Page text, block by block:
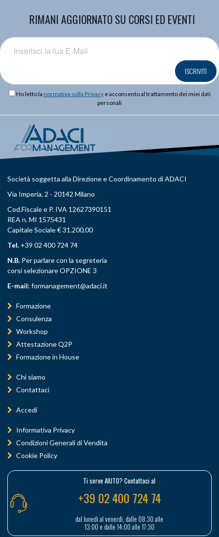
RIMANI AGGIORNATO SU CORSI ED EVENTI
ISCRIVITI
Ho letto la normativa sulla Privacye acconsento al trattamento dei miei dati
personali
Società soggetta alla Direzione e Coordinamento di ADACI
Via Imperia, 2 - 20142 Milano
Cod.Fiscale e P. IVA 12627390151
REA n. MI 1575431
Capitale Sociale € 31.200,00
Tel. +39 02 400 724 74
N.B. Per parlare con la segreteria
corsi selezionare OPZIONE 3
E-mail: formanagement@adaci.it
Formazione
Consulenza
Workshop
Attestazione Q2P
Formazione in House
Chi siamo
Contattaci
Accedi
Informativa Privacy
Condizioni Generali di Vendita
Cookie Policy
Ti serve AIUTO? Contattaci al
+39 02 400 724 74
dal lunedì al venerdì, dalle 08:30 alle
13:00 e dalle 14:00 alle 17:30